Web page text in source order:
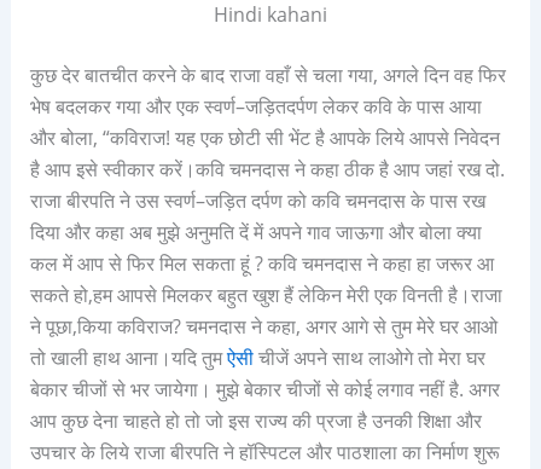
Hindi kahani
कुछदेर बातचीत करने के बाद राजावहाँसेचलागया, अगलेदिनवहफिर
भेषबदलकर गया और एकस्वर्ण–जड़ितदर्पणलेकरकविकेपासआया
औरबोला, “कविराज! यहएकछोटीसीभेंटहैआपके लिये आपसे निवेदन
है आपइसेस्वीकारकरें।कवि चमनदास ने कहा ठीक है आप जहां रख दो.
राजा बीरपति ने उस स्वर्ण–जड़ितदर्पण को कवि चमनदास के पास रख
दिया और कहा अब मुझे अनुमति दें में अपने गाव जाऊगा और बोला क्या
कल में आप से फिर मिल सकता हूं ? कवि चमनदास ने कहा हा जरूर आ
सकते हो,हमआपसेमिलकरबहुतखुशहैंलेकिनमेरीएकविनतीहै।राजा
नेपूछा,कियाकविराज? चमनदासनेकहा, अगर आगे से तुममेरेघरआओ
तोखालीहाथ आना।यदितुमऐसीचीजेंअपनेसाथलाओगेतोमेराघर
बेकारचीजोंसेभरजायेगा। मुझेबेकारचीजोंसेकोईलगावनहींहै. अगर
आप कुछ देना चाहते हो तो जो इस राज्य की प्रजा है उनकी शिक्षा और
उपचार के लिये राजा बीरपति ने हॉस्पिटल और पाठशाला का निर्माण शुरू